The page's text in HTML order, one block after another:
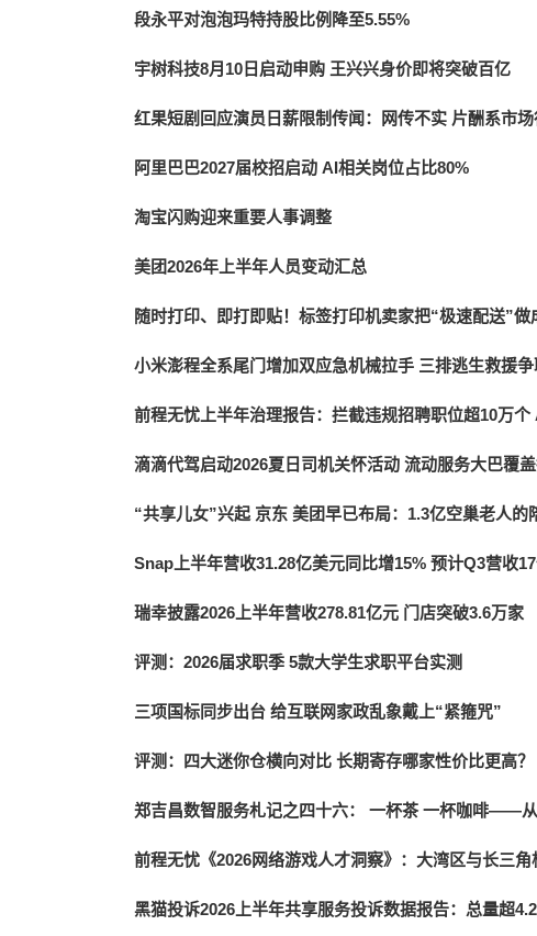
段永平对泡泡玛特持股比例降至5.55%
宇树科技8月10日启动申购 王兴兴身价即将突破百亿
红果短剧回应演员日薪限制传闻：网传不实 片酬系市场
阿里巴巴2027届校招启动 AI相关岗位占比80%
淘宝闪购迎来重要人事调整
美团2026年上半年人员变动汇总
随时打印、即打即贴！标签打印机卖家把“极速配送”做
小米澎程全系尾门增加双应急机械拉手 三排逃生救援争
前程无忧上半年治理报告：拦截违规招聘职位超10万
滴滴代驾启动2026夏日司机关怀活动 流动服务大巴覆
“共享儿女”兴起 京东 美团早已布局：1.3亿空巢老人的
Snap上半年营收31.28亿美元同比增15% 预计Q3营收
瑞幸披露2026上半年营收278.81亿元 门店突破3.6万家
评测：2026届求职季 5款大学生求职平台实测
三项国标同步出台 给互联网家政乱象戴上“紧箍咒”
评测：四大迷你仓横向对比 长期寄存哪家性价比更高？
郑吉昌数智服务札记之四十六： 一杯茶 一杯咖啡——
前程无忧《2026网络游戏人才洞察》：大湾区与长三角
黑猫投诉2026上半年共享服务投诉数据报告：总量超